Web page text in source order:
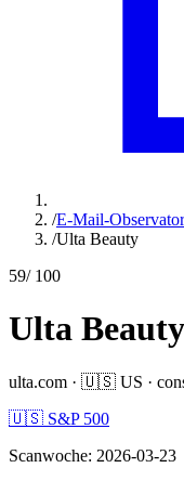
/E-Mail-
/Ulta Beauty
59/ 100
Ulta Beauty
ulta.com · 🇺🇸 US ·
🇺🇸 S&P 500
Scanwoche: 2026-03-23